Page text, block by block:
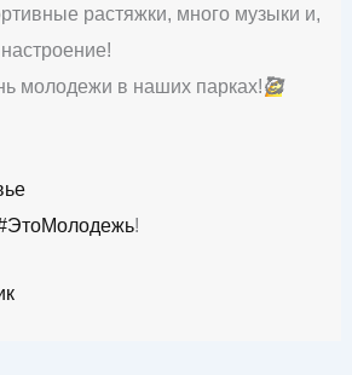
растяжки, много музыки и,
молодежи в наших парках!🥰
!